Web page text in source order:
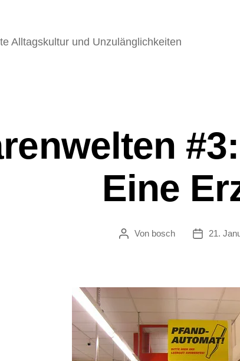
Alltagskultur und Unzulänglichkeiten
Eine
Beitragsautor
Von bosch 21.